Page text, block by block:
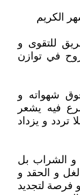
الكريم
للتقوى و
في توازن
شهواته و
فيه يشعر
تردد و يزداد
و الشراب بل
و الحقد و
فرصة لتجديد